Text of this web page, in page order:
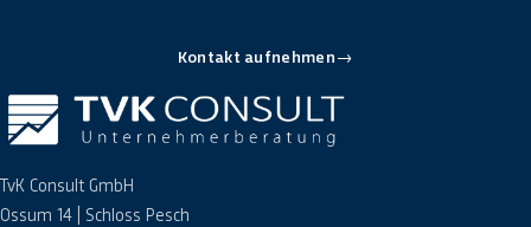
Kontakt aufnehmen→
TvK Consult GmbH
Ossum 14 | Schloss Pesch